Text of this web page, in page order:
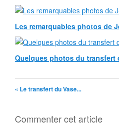
Les remarquables photos de
Quelques photos du transfert
« Le transfert du Vase...
Commenter cet article